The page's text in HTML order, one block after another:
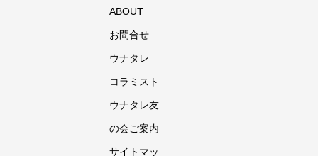
ABOUT
お問合せ
ウナタレ
コラミスト
ウナタレ友
の会ご案内
サイトマッ